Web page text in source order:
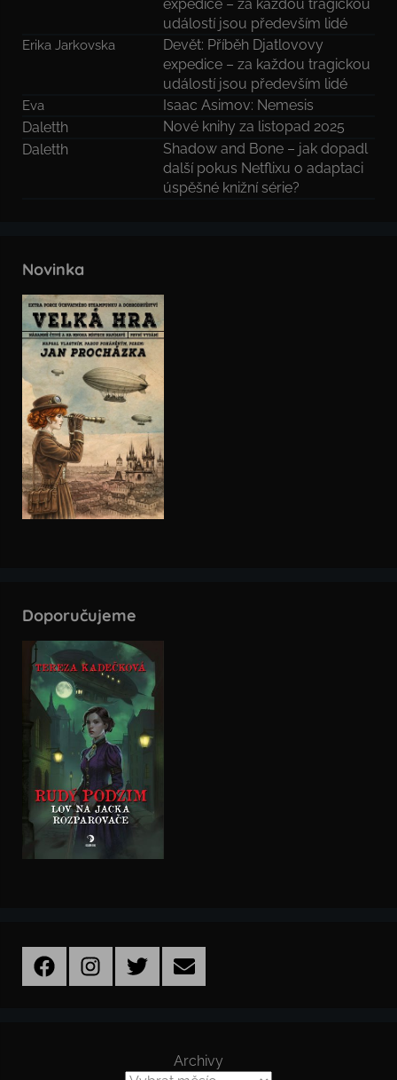
expedice – za každou tragickou
událostí jsou především lidé
Erika Jarkovska
Devět: Příběh Djatlovovy
expedice – za každou tragickou
událostí jsou především lidé
Eva
Isaac Asimov: Nemesis
Daletth
Nové knihy za listopad 2025
Daletth
Shadow and Bone – jak dopadl
další pokus Netflixu o adaptaci
úspěšné knižní série?
Novinka
Doporučujeme
FacebookInstagramTwitter Email
Archivy